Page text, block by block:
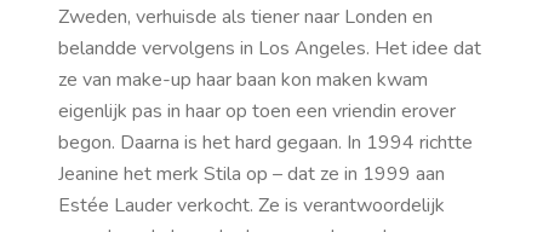
Zweden, verhuisde als tiener naar Londen en
belandde vervolgens in Los Angeles. Het idee dat
ze van make-up haar baan kon maken kwam
eigenlijk pas in haar op toen een vriendin erover
begon. Daarna is het hard gegaan. In 1994 richtte
Jeanine het merk Stila op – dat ze in 1999 aan
Estée Lauder verkocht. Ze is verantwoordelijk